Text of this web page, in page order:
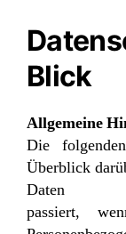
Blick
Allgemeine
Die
Überblick
Daten
passiert,